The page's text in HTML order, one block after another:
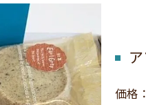
価格：